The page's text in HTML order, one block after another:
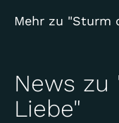
Mehr zu "Sturm
News
Liebe"